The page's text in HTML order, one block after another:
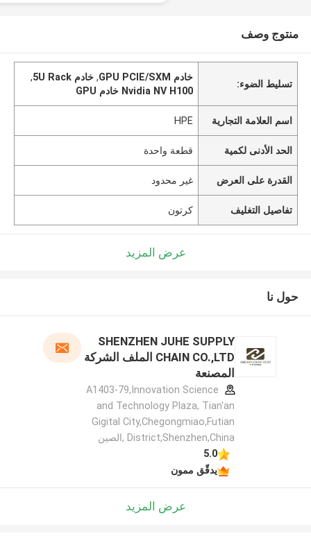
منتوج وصف
تسليط الضوء:
خادم GPU PCIE/SXM ,خادم 5U Rack
,
Nvidia NV H100 خادم GPU
اسم العلامة التجارية HPE
الحد الأدنى لكمية قطعة واحدة
القدرة على العرض غير محدود
تفاصيل التغليف كرتون
عرض المزيد
حول نا
SHENZHEN JUHE SUPPLY
CHAIN CO.,LTD الملف الشركة
المصنعة
A1403-79,Innovation Science
and Technology Plaza, Tian'an
Gigital City,Chegongmiao,Futian
District,Shenzhen,China ,الصين
5.0
يدقّق ممون
عرض المزيد